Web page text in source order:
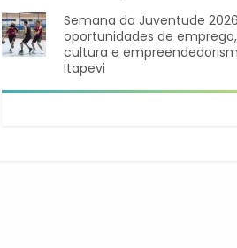
Semana da Juventude
oportunidades de
cultura e
Itapevi